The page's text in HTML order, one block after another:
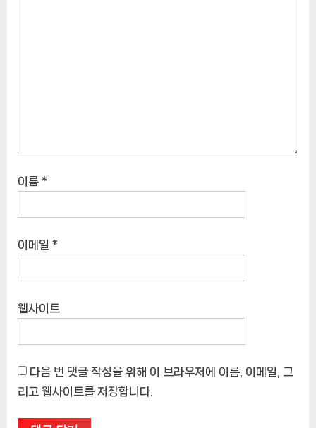
이름 *
이메일 *
웹사이트
다음 번 댓글 작성을 위해 이 브라우저에 이름, 이메일, 그
리고 웹사이트를 저장합니다.